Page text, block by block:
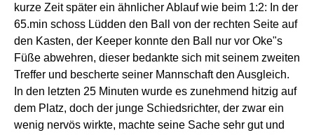
kurze Zeit später ein ähnlicher Ablauf wie beim 1:2: In der
65.min schoss Lüdden den Ball von der rechten Seite auf
den Kasten, der Keeper konnte den Ball nur vor Oke"s
Füße abwehren, dieser bedankte sich mit seinem zweiten
Treffer und bescherte seiner Mannschaft den Ausgleich.
In den letzten 25 Minuten wurde es zunehmend hitzig auf
dem Platz, doch der junge Schiedsrichter, der zwar ein
wenig nervös wirkte, machte seine Sache sehr gut und